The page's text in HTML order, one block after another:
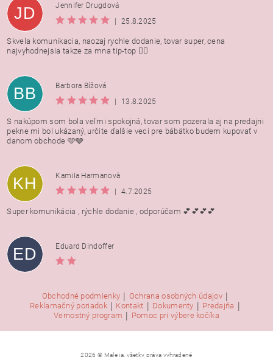
JD
Jennifer Drugdová
25.8.2025
Skvela komunikacia, naozaj rychle dodanie, tovar super, cena
najvyhodnejsia takze za mna tip-top 👍🏻
BB
Barbora Bížová
13.8.2025
S nakúpom som bola veľmi spokojná, tovar som pozerala aj na predajni
pekne mi bol ukázaný, určite ďalšie veci pre bábätko budem kupovať v
danom obchode 🩵🩶
KH
Kamila Harmanovà
4.7.2025
Super komunikácia , rýchle dodanie , odporúčam 💕💕💕💕
ED Eduard Dindoffer
Obchodné podmienky | Ochrana osobných údajov |
Reklamačný poriadok | Kontakt | Dokumenty | Predajňa |
Vernostný program | Pomoc pri výbere kočíka
2026 © Male ja, všetky práva vyhradené